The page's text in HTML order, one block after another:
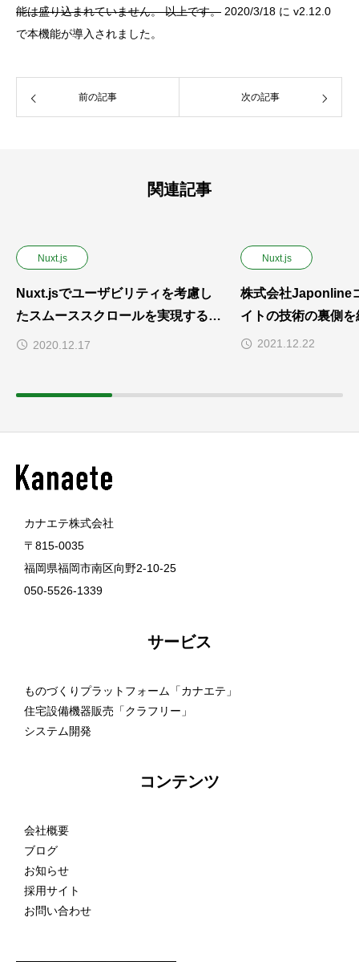
能は盛り込まれていません。 以上です。 2020/3/18 に v2.12.0
で本機能が導入されました。
前の記事 次の記事
関連記事
Nuxt.js
Nuxt.jsでユーザビリティを考慮し
たスムーススクロールを実現する方
法 2020.12.17
Nuxt.js
株式会社Japonline
イトの技術の裏側を
2021.12.22
カナエテ株式会社
〒815-0035
福岡県福岡市南区向野2-10-25
050-5526-1339
サービス
ものづくりプラットフォーム「カナエテ」
住宅設備機器販売「クラフリー」
システム開発
コンテンツ
会社概要
ブログ
お知らせ
採用サイト
お問い合わせ